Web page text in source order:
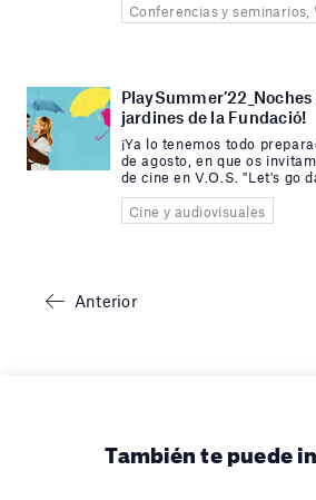
Conferencias y seminarios,
jardines de la Fundació!
¡Ya lo tenemos todo
de agosto, en que os
de cine en V.O.S. "Let's go
Cine y audiovisuales
Anterior
También te puede